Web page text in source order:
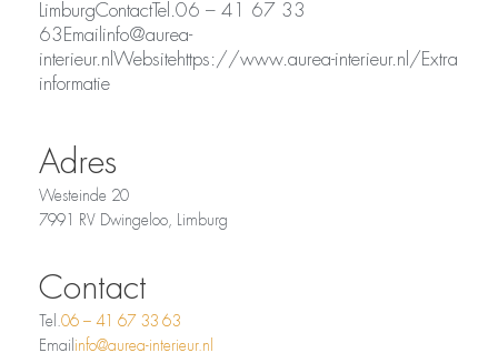
LimburgContactTel.06 – 41 67 33
63Emailinfo@aurea-
interieur.nlWebsitehttps://www.aurea-interieur.nl/Extra
informatie
Adres
Westeinde 20
7991 RV Dwingeloo, Limburg
Contact
Tel. 06 – 41 67 33 63
Email info@aurea-interieur.nl